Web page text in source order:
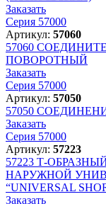
Заказать
Серия 57000
Артикул: 57060
57060
ПОВОРОТНЫЙ
Заказать
Серия 57000
Артикул: 57050
57050
Заказать
Серия 57000
Артикул: 57223
57223 Т-
НАРУЖНОЙ
“UNIVERSAL
Заказать